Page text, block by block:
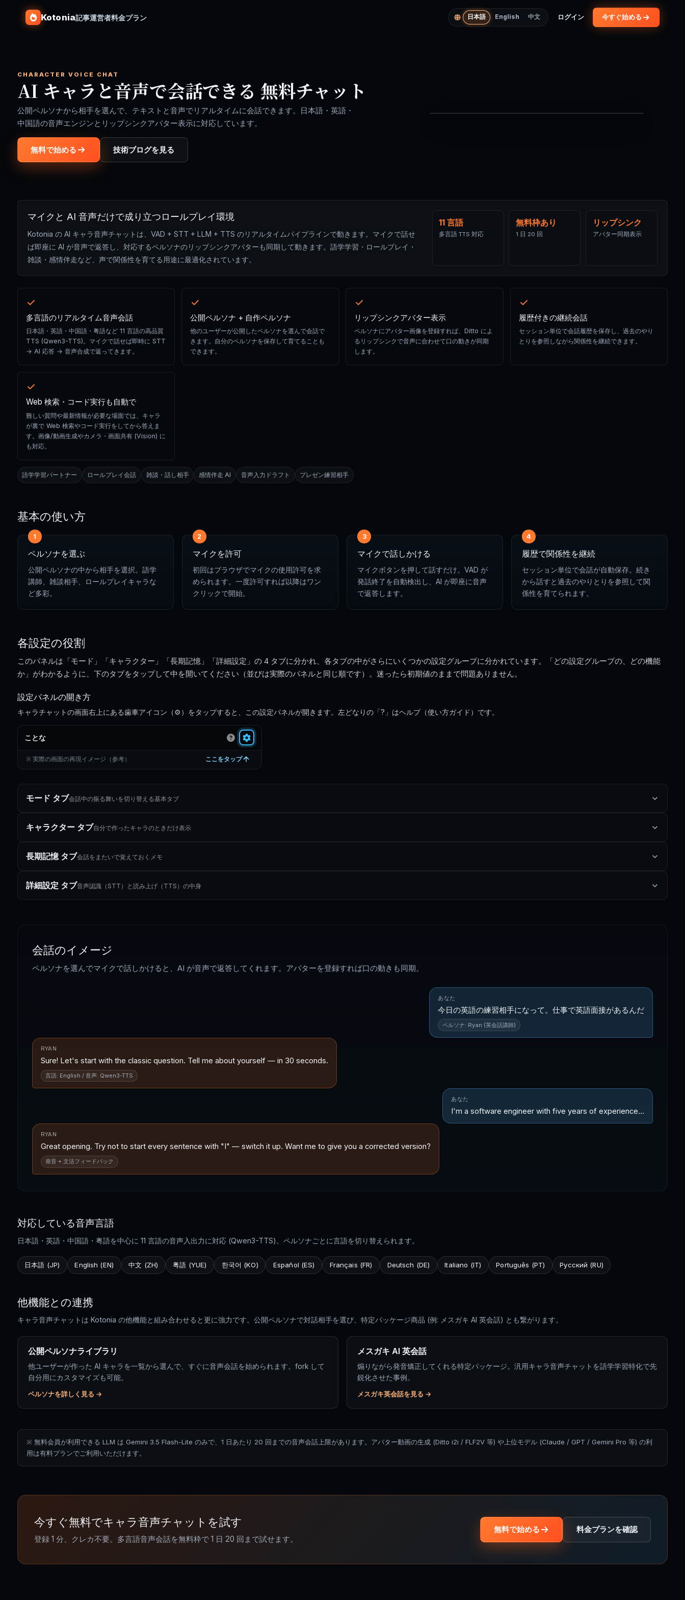
Kotonia記事運営者料金プラン 日本語 English 中文 ログイン 今すぐ始める
CHARACTER VOICE CHAT
AI キャラと音声で会話できる 無料チャット
公開ペルソナから相手を選んで、テキストと音声でリアルタイムに会話できます。日本語・英語・
中国語の音声エンジンとリップシンクアバター表示に対応しています。
無料で始める 技術ブログを見る
マイクと AI 音声だけで成り立つロールプレイ環境
Kotonia の AI キャラ音声チャットは、VAD + STT + LLM + TTS のリアルタイムパイプラインで動きます。マイクで話せ
ば即座に AI が音声で返答し、対応するペルソナのリップシンクアバターも同期して動きます。語学学習・ロールプレイ・
雑談・感情伴走など、声で関係性を育てる用途に最適化されています。
11 言語
多言語 TTS 対応
無料枠あり
1 日 20 回
リップシンク
アバター同期表示
多言語のリアルタイム音声会話
日本語・英語・中国語・粤語など 11 言語の高品質
TTS (Qwen3-TTS)。マイクで話せば即時に STT
→ AI 応答 → 音声合成で返ってきます。
公開ペルソナ + 自作ペルソナ
他のユーザーが公開したペルソナを選んで会話で
きます。自分のペルソナを保存して育てることも
できます。
リップシンクアバター表示
ペルソナにアバター画像を登録すれば、Ditto によ
るリップシンクで音声に合わせて口の動きが同期
します。
履歴付きの継続会話
セッション単位で会話履歴を保存し、過去のやり
とりを参照しながら関係性を継続できます。
Web 検索・コード実行も自動で
難しい質問や最新情報が必要な場面では、キャラ
が裏で Web 検索やコード実行をしてから答えま
す。画像/動画生成やカメラ・画面共有 (Vision) に
も対応。
語学学習パートナー ロールプレイ会話 雑談・話し相手 感情伴走 AI 音声入力ドラフト プレゼン練習相手
基本の使い方
1
ペルソナを選ぶ
公開ペルソナの中から相手を選択。語学
講師、雑談相手、ロールプレイキャラな
ど多彩。
2
マイクを許可
初回はブラウザでマイクの使用許可を求
められます。一度許可すれば以降はワン
クリックで開始。
3
マイクで話しかける
マイクボタンを押して話すだけ。VAD が
発話終了を自動検出し、AI が即座に音声
で返答します。
4
履歴で関係性を継続
セッション単位で会話が自動保存。続き
から話すと過去のやりとりを参照して関
係性を育てられます。
各設定の役割
このパネルは「モード」「キャラクター」「長期記憶」「詳細設定」の 4 タブに分かれ、各タブの中がさらにいくつかの設定グループに分かれています。「どの設定グループの、どの機能
か」がわかるように、下のタブをタップして中を開いてください（並びは実際のパネルと同じ順です）。迷ったら初期値のままで問題ありません。
設定パネルの開き方
キャラチャットの画面右上にある歯車アイコン（⚙）をタップすると、この設定パネルが開きます。左どなりの「?」はヘルプ（使い方ガイド）です。
ことな
※ 実際の画面の再現イメージ（参考） ここをタップ
モード タブ会話中の振る舞いを切り替える基本タブ
キャラクター タブ自分で作ったキャラのときだけ表示
長期記憶 タブ会話をまたいで覚えておくメモ
詳細設定 タブ音声認識（STT）と読み上げ（TTS）の中身
会話のイメージ
ペルソナを選んでマイクで話しかけると、AI が音声で返答してくれます。アバターを登録すれば口の動きも同期。
あなた
今日の英語の練習相手になって。仕事で英語面接があるんだ
ペルソナ: Ryan (英会話講師)
RYAN
Sure! Let's start with the classic question. Tell me about yourself — in 30 seconds.
言語: English / 音声: Qwen3-TTS
あなた
I'm a software engineer with five years of experience...
RYAN
Great opening. Try not to start every sentence with "I" — switch it up. Want me to give you a corrected version?
発音 + 文法フィードバック
対応している音声言語
日本語・英語・中国語・粤語を中心に 11 言語の音声入出力に対応 (Qwen3-TTS)。ペルソナごとに言語を切り替えられます。
日本語 (JP) English (EN) 中文 (ZH) 粤語 (YUE) 한국어 (KO) Español (ES) Français (FR) Deutsch (DE) Italiano (IT) Português (PT) Русский (RU)
他機能との連携
キャラ音声チャットは Kotonia の他機能と組み合わせると更に強力です。公開ペルソナで対話相手を選び、特定パッケージ商品 (例: メスガキ AI 英会話) とも繋がります。
公開ペルソナライブラリ
他ユーザーが作った AI キャラを一覧から選んで、すぐに音声会話を始められます。fork して
自分用にカスタマイズも可能。
ペルソナを詳しく見る →
メスガキ AI 英会話
煽りながら発音矯正してくれる特定パッケージ。汎用キャラ音声チャットを語学学習特化で先
鋭化させた事例。
メスガキ英会話を見る →
※ 無料会員が利用できる LLM は Gemini 3.5 Flash-Lite のみで、1 日あたり 20 回までの音声会話上限があります。アバター動画の生成 (Ditto i2i / FLF2V 等) や上位モデル (Claude / GPT / Gemini Pro 等) の利
用は有料プランでご利用いただけます。
今すぐ無料でキャラ音声チャットを試す
登録 1 分、クレカ不要。多言語音声会話を無料枠で 1 日 20 回まで試せます。
無料で始める 料金プランを確認